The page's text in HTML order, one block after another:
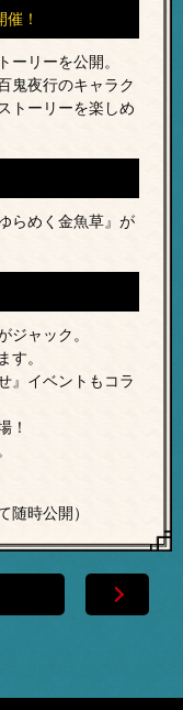
！
ーリーを公開。
鬼夜行のキャラク
トーリーを楽しめ
らめく金魚草』が
ジャック。
す。
』イベントもコラ
！
随時公開）